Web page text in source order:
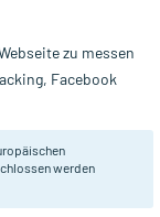
zu messen
Facebook
werden